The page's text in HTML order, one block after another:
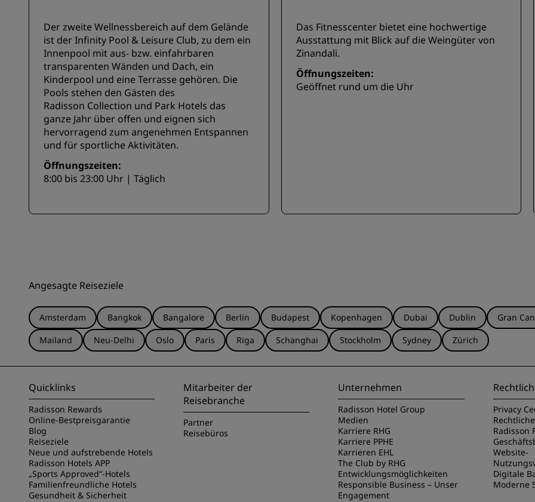
Der zweite Wellnessbereich auf dem Gelände
ist der Infinity Pool & Leisure Club, zu dem ein
Innenpool mit aus- bzw. einfahrbaren
transparenten Wänden und Dach, ein
Kinderpool und eine Terrasse gehören. Die
Pools stehen den Gästen des
Radisson Collection und Park Hotels das
ganze Jahr über offen und eignen sich
hervorragend zum angenehmen Entspannen
und für sportliche Aktivitäten.
Öffnungszeiten:
8:00 bis 23:00 Uhr | Täglich
Das Fitnesscenter bietet eine hochwertige
Ausstattung mit Blick auf die Weingüter von
Zinandali.
Öffnungszeiten:
Geöffnet rund um die Uhr
Angesagte Reiseziele
Amsterdam Bangkok Bangalore Berlin Budapest Kopenhagen Dubai Dublin Gran
Mailand
Neu-Delhi Oslo Paris Riga Schanghai Stockholm Sydney Zürich
Quicklinks
Radisson Rewards
Online-Bestpreisgarantie
Blog
Reiseziele
Neue und aufstrebende Hotels
Radisson Hotels APP
„Sports Approved“-Hotels
Familienfreundliche Hotels
Gesundheit & Sicherheit
Mitarbeiter der
Reisebranche
Partner
Reisebüros
Unternehmen
Radisson Hotel Group
Medien
Karriere RHG
Karriere PPHE
Karrieren EHL
The Club by RHG
Entwicklungsmöglichkeiten
Responsible Business – Unser
Engagement
Privacy
Radisson
Website-
Digitale
Moderne